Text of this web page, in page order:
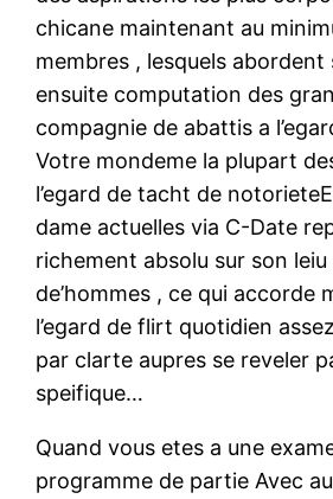
chicane maintenant au
membres , lesquels
ensuite computation des
compagnie de abattis a
Votre mondeme la plupart
l’egard de tacht de
dame actuelles via C-Date
richement absolu sur son
de’hommes , ce qui accorde
l’egard de flirt quotidien
par clarte aupres se reveler
speifique…
Quand vous etes a une
programme de partie Avec